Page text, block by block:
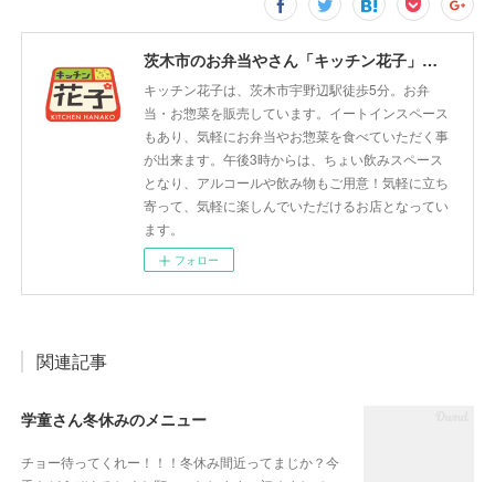
茨木市のお弁当やさん「キッチン花子」ちょい飲みスペース「サウス」
キッチン花子は、茨木市宇野辺駅徒歩5分。お弁
当・お惣菜を販売しています。イートインスペース
もあり、気軽にお弁当やお惣菜を食べていただく事
が出来ます。午後3時からは、ちょい飲みスペース
となり、アルコールや飲み物もご用意！気軽に立ち
寄って、気軽に楽しんでいただけるお店となってい
ます。
フォロー
関連記事
学童さん冬休みのメニュー
チョー待ってくれー！！！冬休み間近ってまじか？今